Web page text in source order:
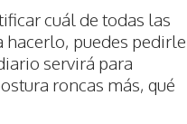
cuál de todas las
hacerlo, puedes pedirle
servirá para
roncas más, qué